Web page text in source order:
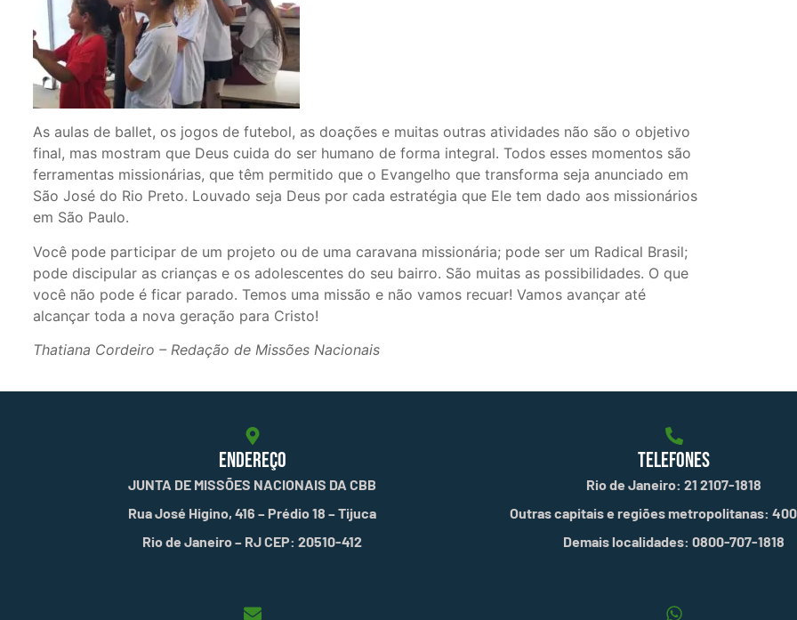
As aulas de ballet, os jogos de futebol, as doações e muitas outras atividades não são o objetivo
final, mas mostram que Deus cuida do ser humano de forma integral. Todos esses momentos são
ferramentas missionárias, que têm permitido que o Evangelho que transforma seja anunciado em
São José do Rio Preto. Louvado seja Deus por cada estratégia que Ele tem dado aos missionários
em São Paulo.
Você pode participar de um projeto ou de uma caravana missionária; pode ser um Radical Brasil;
pode discipular as crianças e os adolescentes do seu bairro. São muitas as possibilidades. O que
você não pode é ficar parado. Temos uma missão e não vamos recuar! Vamos avançar até
alcançar toda a nova geração para Cristo!
Thatiana Cordeiro – Redação de Missões Nacionais
ENDEREÇO
JUNTA DE MISSÕES NACIONAIS DA CBB
Rua José Higino, 416 – Prédio 18 – Tijuca
Rio de Janeiro – RJ CEP: 20510-412
TELEFONES
Rio de Janeiro: 21 2107-1818
Outras capitais e regiões metropolitanas:
Demais localidades: 0800-707-1818